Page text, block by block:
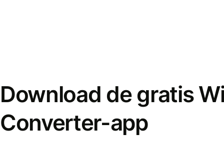
Download de gratis
Converter-app